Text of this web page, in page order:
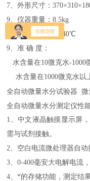
7、外形尺寸：
9、仪器重量：8.5kg
8、环境温度: 5℃-40℃
9、准 确 度：
水含量在10微克水-1000
水含量在1000微克水以
全自动微量水分试验器 微
全自动微量水分测定仪性
1、中文液晶触摸显示屏
需与试剂接触。
2、空白电流微处理器自动
3、0-400毫安大电解电流
4、*的存储功能，测定结